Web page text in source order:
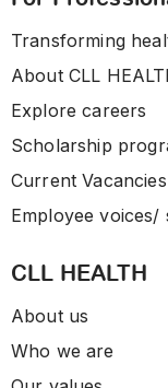
Transforming
About CLL
Explore careers
Scholarship
Current Vacancies
Employee voices/
CLL HEALTH
About us
Who we are